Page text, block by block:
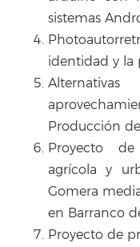
sistemas
identidad y la
Producción
Proyecto
agrícola y
Gomera
en Barranco
Proyecto de